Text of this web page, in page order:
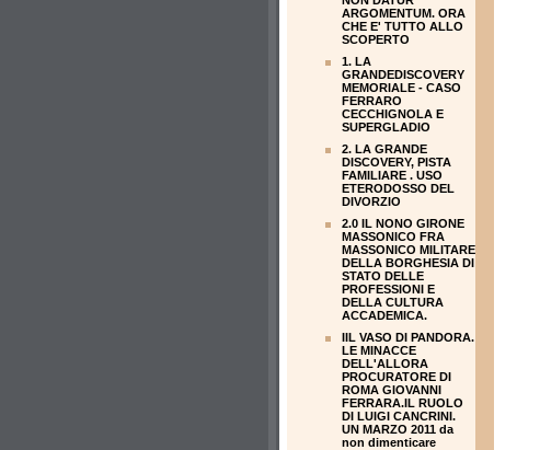
ARGOMENTUM. ORA
CHE E' TUTTO ALLO
SCOPERTO
1. LA
GRANDEDISCOVERY
MEMORIALE - CASO
FERRARO
CECCHIGNOLA E
SUPERGLADIO
2. LA GRANDE
DISCOVERY, PISTA
FAMILIARE . USO
ETERODOSSO DEL
DIVORZIO
2.0 IL NONO GIRONE
MASSONICO FRA
MASSONICO MILITARE
DELLA BORGHESIA DI
STATO DELLE
PROFESSIONI E
DELLA CULTURA
ACCADEMICA.
IIL VASO DI PANDORA.
LE MINACCE
DELL'ALLORA
PROCURATORE DI
ROMA GIOVANNI
FERRARA.IL RUOLO
DI LUIGI CANCRINI.
UN MARZO 2011 da
non dimenticare